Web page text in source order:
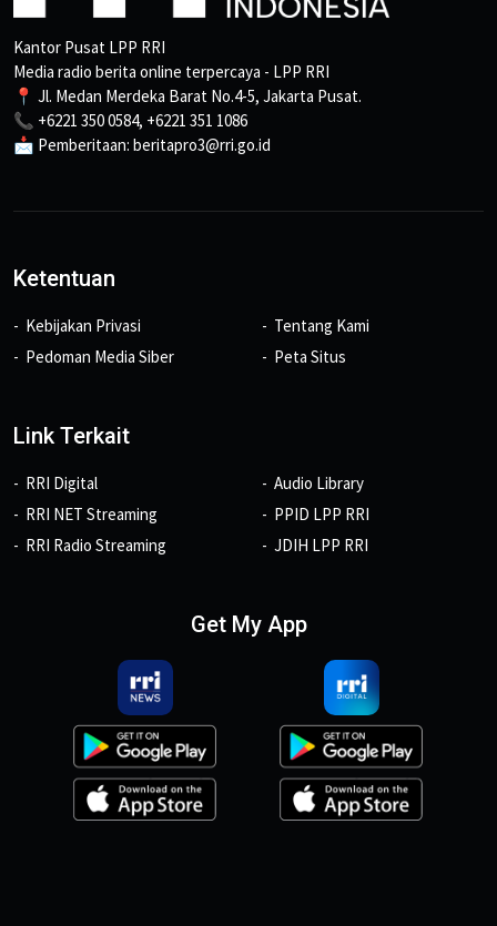
Kantor Pusat LPP RRI
Media radio berita online terpercaya - LPP RRI
📍 Jl. Medan Merdeka Barat No.4-5, Jakarta Pusat.
📞 +6221 350 0584, +6221 351 1086
📩 Pemberitaan: beritapro3@rri.go.id
Ketentuan
Kebijakan Privasi
Pedoman Media Siber
Tentang Kami
Peta Situs
Link Terkait
RRI Digital
RRI NET Streaming
RRI Radio Streaming
Audio Library
PPID LPP RRI
JDIH LPP RRI
Get My App